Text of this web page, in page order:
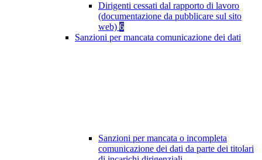
Dirigenti cessati dal rapporto di lavoro
(documentazione da pubblicare sul sito
web) 6
Sanzioni per mancata comunicazione dei dati
Sanzioni per mancata o incompleta
comunicazione dei dati da parte dei titolari